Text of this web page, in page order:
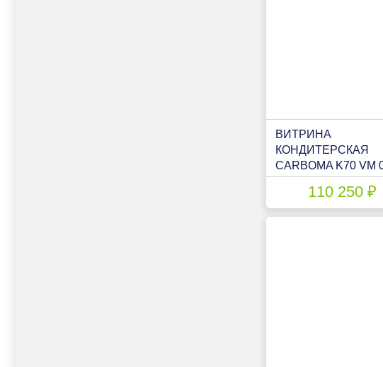
ВИТРИНА
КОНДИТЕРСКАЯ
CARBOMA K70 VM
12 LIGHT
110 250 ₽